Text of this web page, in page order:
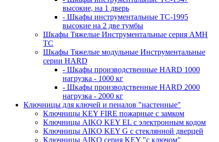
высокие, на 1 дверь
- Шкафы инструментальные ТС-1995
высокие на 2 две тумбы
Шкафы Тяжелые Инструментальные серия AMH
TC
Шкафы Тяжелые модульные Инструментальные
серии HARD
- Шкафы производственные HARD 1000
нагрузка - 1000 кг
- Шкафы производственные HARD 2000
нагрузка - 2000 кг
Ключницы для ключей и пеналов "настенные"
Ключницы KEY FIRE пожарные с замком
Ключницы AIKO KEY EL с электронным кодом
Ключницы AIKO KEY G с стеклянной дверцей
Ключницы AIKO серия KEY "с ключом"